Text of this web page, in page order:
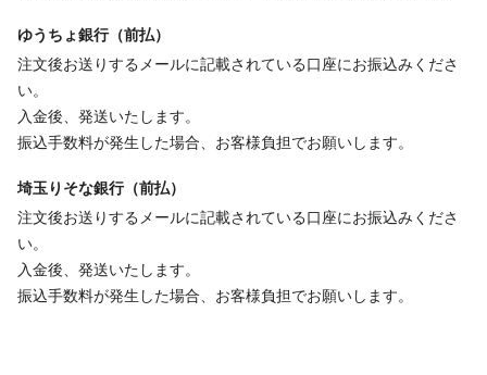
ゆうちょ銀行（前払）
注文後お送りするメールに記載されている口座にお振込みくださ
い。
入金後、発送いたします。
振込手数料が発生した場合、お客様負担でお願いします。
埼玉りそな銀行（前払）
注文後お送りするメールに記載されている口座にお振込みくださ
い。
入金後、発送いたします。
振込手数料が発生した場合、お客様負担でお願いします。